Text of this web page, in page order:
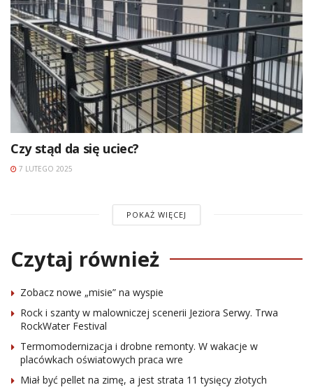
Czy stąd da się uciec?
7 LUTEGO 2025
POKAŻ WIĘCEJ
Czytaj również
Zobacz nowe „misie” na wyspie
Rock i szanty w malowniczej scenerii Jeziora Serwy. Trwa
RockWater Festival
Termomodernizacja i drobne remonty. W wakacje w
placówkach oświatowych praca wre
Miał być pellet na zimę, a jest strata 11 tysięcy złotych